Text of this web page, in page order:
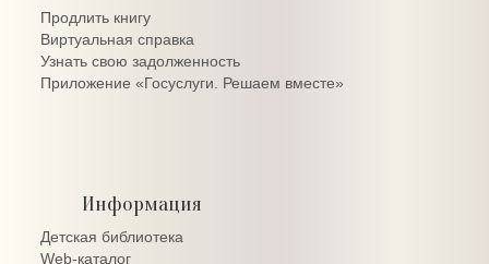
Продлить книгу
Виртуальная справка
Узнать свою задолженность
Приложение «Госуслуги. Решаем вместе»
Информация
Детская библиотека
Web-каталог